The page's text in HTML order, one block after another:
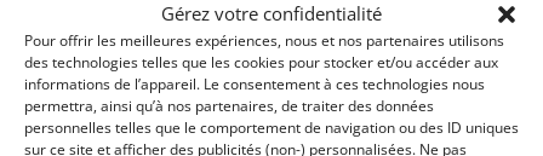
Gérez votre confidentialité
Pour offrir les meilleures expériences, nous et nos partenaires utilisons
des technologies telles que les cookies pour stocker et/ou accéder aux
informations de l’appareil. Le consentement à ces technologies nous
permettra, ainsi qu’à nos partenaires, de traiter des données
personnelles telles que le comportement de navigation ou des ID uniques
sur ce site et afficher des publicités (non-) personnalisées. Ne pas
Vendu par : Bruno TRIQUET